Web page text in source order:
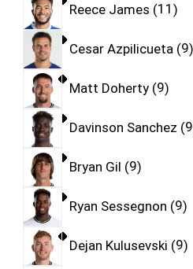
Reece James 11
Cesar Azpilicueta 9
Matt Doherty 9
Davinson Sanchez 9
Bryan Gil 9
Ryan Sessegnon 9
Dejan Kulusevski 9